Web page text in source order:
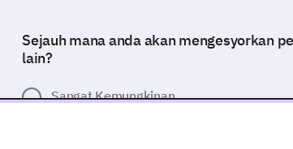
Sejauh mana anda akan mengesyorkan
lain?
Sangat Kemungkinan